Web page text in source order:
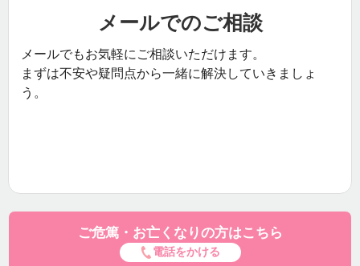
メールでのご相談
メールでもお気軽にご相談いただけます。
まずは不安や疑問点から一緒に解決していきましょ
う。
ご危篤・お亡くなりの方はこちら
電話をかける